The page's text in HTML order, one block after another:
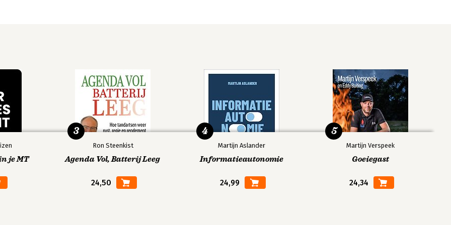
je MT
Ron Steenkist
Agenda Vol, Batterij Leeg
24,50
3
Martijn Aslander
Informatieautonomie
24,99
4
Martijn Verspeek
Goeiegast
24,34
5